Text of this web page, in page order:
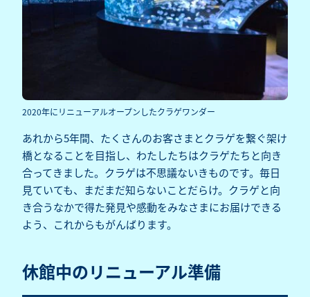
2020年にリニューアルオープンしたクラゲワンダー
あれから5年間、たくさんのお客さまとクラゲを繋ぐ架け
橋となることを目指し、わたしたちはクラゲたちと向き
合ってきました。クラゲは不思議ないきものです。毎日
見ていても、まだまだ知らないことだらけ。クラゲと向
き合うなかで得た発見や感動をみなさまにお届けできる
よう、これからもがんばります。
休館中のリニューアル準備